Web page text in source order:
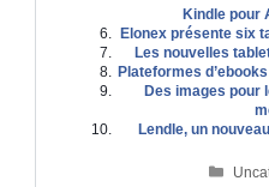
ええやん！
あなたと
Facebook
Kindle pour
Elonex présente six
Les nouvelles
Plateformes
Des images pour
Lendle, un